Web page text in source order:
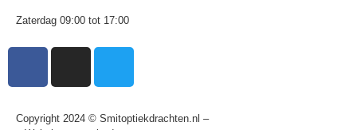
Zaterdag 09:00 tot 17:00
Copyright 2024 © Smitoptiekdrachten.nl –